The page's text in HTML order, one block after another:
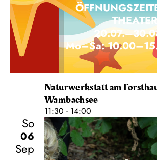
Mo–Sa:
Naturwerkstatt am
Wambachsee
11:30 - 14:00
So
06
Sep